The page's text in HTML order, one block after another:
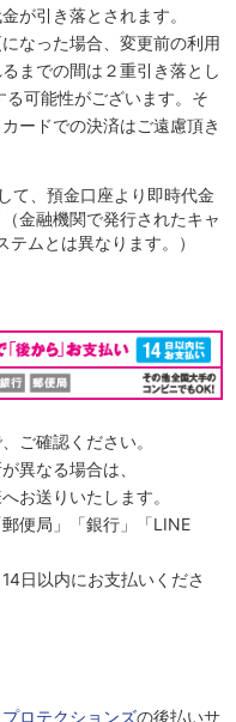
が引き落とされます。
なった場合、変更前の利用
までの間は２重引き落とし
可能性がございます。そ
ードでの決済はご遠慮頂き
て、預金口座より即時代金
金融機関で発行されたキャ
ムとは異なります。）
ご確認ください。
異なる場合は、
お送りいたします。
便局」「銀行」「LINE
日以内にお支払いくださ
ロテクションズの後払いサ